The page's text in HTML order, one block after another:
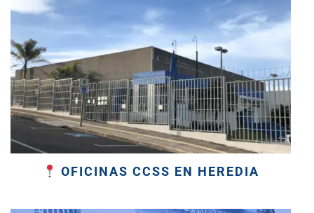
OFICINAS CCSS EN HEREDIA